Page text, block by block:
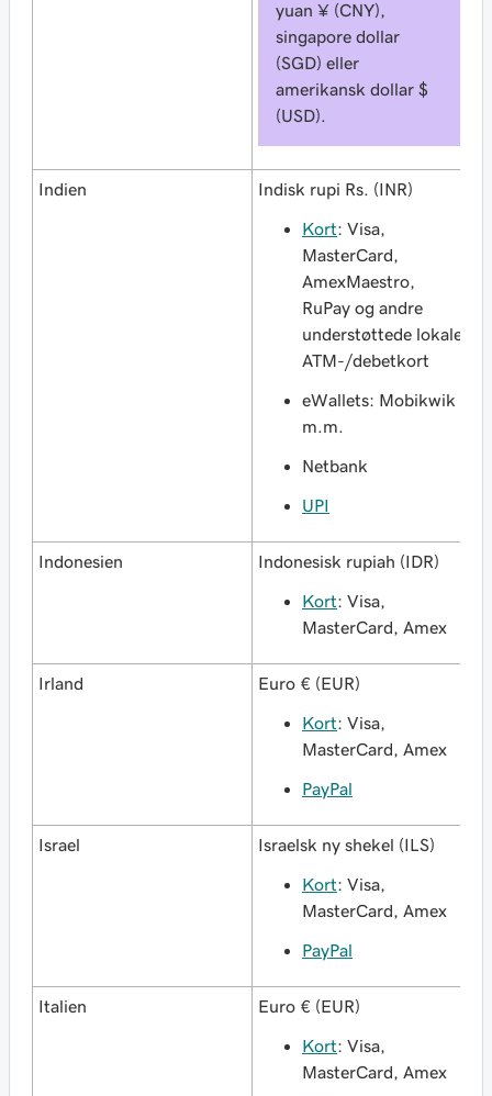
yuan ¥ (CNY),
singapore dollar
(SGD) eller
amerikansk dollar $
(USD).
Indien Indisk rupi Rs. (INR)
Kort: Visa,
MasterCard,
AmexMaestro,
RuPay og andre
understøttede lokale
ATM-/debetkort
eWallets: Mobikwik
m.m.
Netbank
UPI
Indonesien Indonesisk rupiah (IDR)
Kort: Visa,
MasterCard, Amex
Irland Euro € (EUR)
Kort: Visa,
MasterCard, Amex
PayPal
Israel Israelsk ny shekel (ILS)
Kort: Visa,
MasterCard, Amex
PayPal
Italien Euro € (EUR)
Kort: Visa,
MasterCard, Amex